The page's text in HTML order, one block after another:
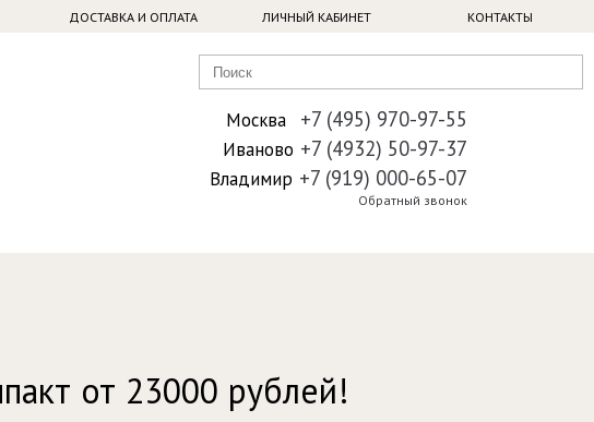
ДОСТАВКА И ОПЛАТА ЛИЧНЫЙ КАБИНЕТ КОНТАКТЫ
Москва +7 (495) 970-97-55
Иваново +7 (4932) 50-97-37
Владимир +7 (919) 000-65-07
Обратный звонок
от 23000 рублей!